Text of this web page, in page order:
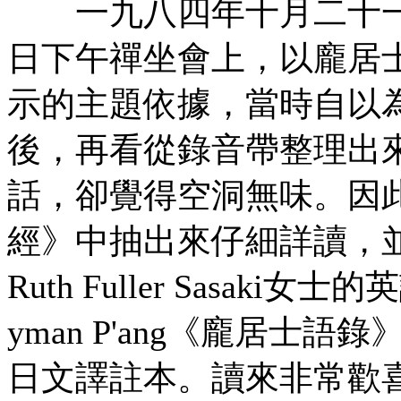
一九八四年十月二十
日下午禪坐會上，以龐
示的主題依據，當時自以
後，再看從錄音帶整理出
話，卻覺得空洞無味。因
經》中抽出來仔細詳讀，
Ruth Fuller Sasaki女士的
yman P'ang《龐居士語錄
日文譯註本。讀來非常